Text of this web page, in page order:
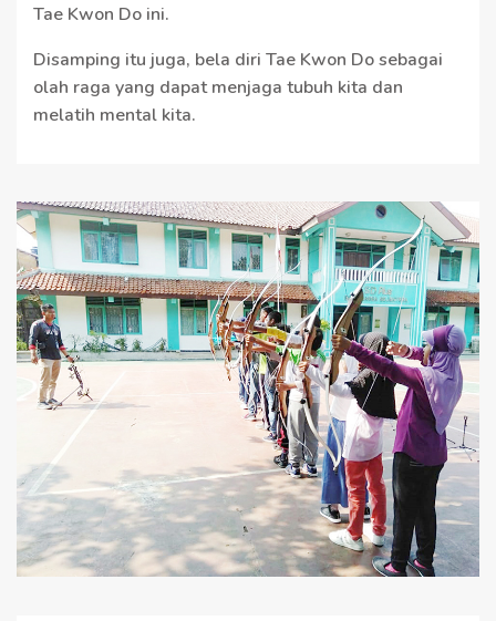
Tae Kwon Do ini.
Disamping itu juga, bela diri Tae Kwon Do sebagai
olah raga yang dapat menjaga tubuh kita dan
melatih mental kita.